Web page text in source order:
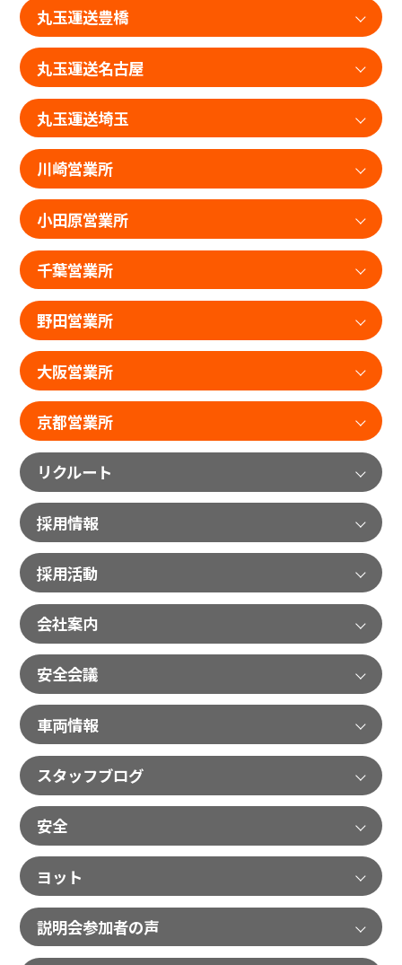
丸玉運送豊橋
丸玉運送名古屋
丸玉運送埼玉
川崎営業所
小田原営業所
千葉営業所
野田営業所
大阪営業所
京都営業所
リクルート
採用情報
採用活動
会社案内
安全会議
車両情報
スタッフブログ
安全
ヨット
説明会参加者の声